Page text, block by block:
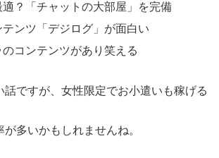
？「チャットの大部屋」を完備
ンツ「デジログ」が面白い
コンテンツがあり笑える
話ですが、女性限定でお小遣いも稼げる
多いかもしれませんね。